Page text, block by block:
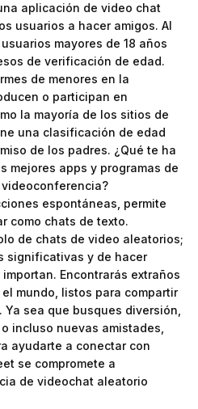
aplicación de video chat
usuarios a hacer amigos. Al
mayores de 18 años
de verificación de edad.
de menores en la
o participan en
la mayoría de los sitios de
una clasificación de edad
de los padres. ¿Qué te ha
mejores apps y programas de
espontáneas, permite
como chats de texto.
de chats de video aleatorios;
significativas y de hacer
Encontrarás extraños
mundo, listos para compartir
sea que busques diversión,
incluso nuevas amistades,
ayudarte a conectar con
se compromete a
de videochat aleatorio